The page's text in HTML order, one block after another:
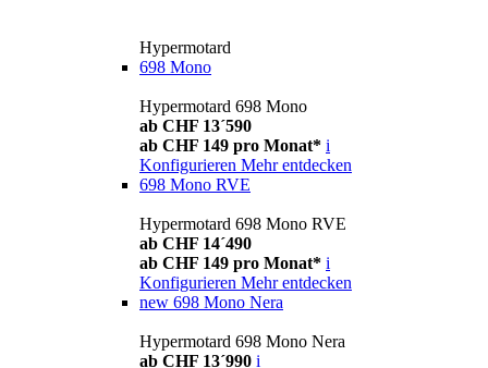
Hypermotard
698 Mono
Hypermotard 698 Mono
ab CHF 13´590
ab CHF 149 pro Monat* i
Konfigurieren Mehr entdecken
698 Mono RVE
Hypermotard 698 Mono RVE
ab CHF 14´490
ab CHF 149 pro Monat* i
Konfigurieren Mehr entdecken
new 698 Mono Nera
Hypermotard 698 Mono Nera
ab CHF 13´990 i